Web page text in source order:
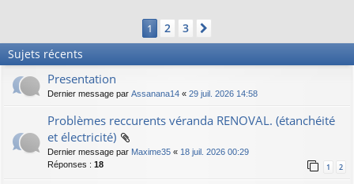
1 2 3
Sujets récents
Presentation
Dernier message par Assanana14 « 29 juil. 2026 14:58
Problèmes reccurents véranda RENOVAL. (étanchéité
et électricité)
Dernier message par Maxime35 « 18 juil. 2026 00:29
Réponses : 18 1 2